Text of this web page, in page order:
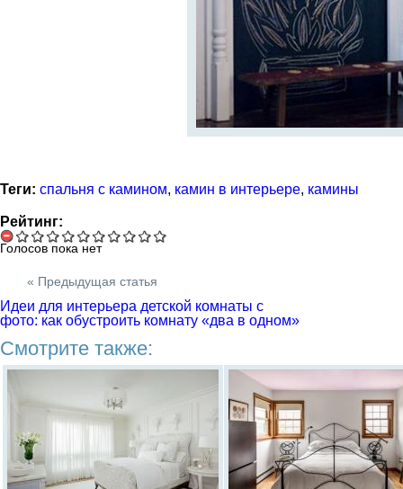
Теги: спальня с камином, камин в интерьере, камины
Рейтинг:
Голосов пока нет
« Предыдущая статья
Идеи для интерьера детской комнаты с
фото: как обустроить комнату «два в одном»
Смотрите также: